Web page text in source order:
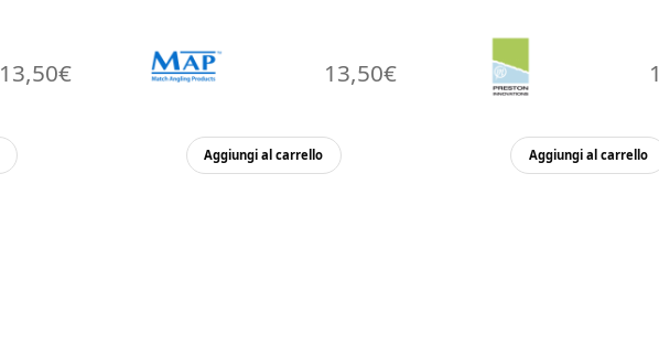
13,50€ 13,50€
Aggiungi al carrello Aggiungi al carrello